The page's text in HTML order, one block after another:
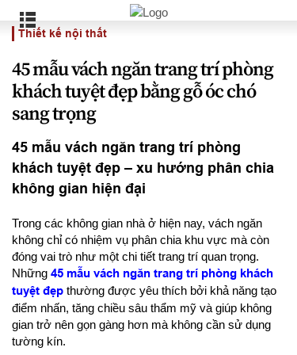
Thiết kế nội thất
45 mẫu vách ngăn trang trí phòng
khách tuyệt đẹp bằng gỗ óc chó
sang trọng
45 mẫu vách ngăn trang trí phòng
khách tuyệt đẹp – xu hướng phân chia
không gian hiện đại
Trong các không gian nhà ở hiện nay, vách ngăn
không chỉ có nhiệm vụ phân chia khu vực mà còn
đóng vai trò như một chi tiết trang trí quan trọng.
Những 45 mẫu vách ngăn trang trí phòng khách
tuyệt đẹp thường được yêu thích bởi khả năng tạo
điểm nhấn, tăng chiều sâu thẩm mỹ và giúp không
gian trở nên gọn gàng hơn mà không cần sử dụng
tường kín.